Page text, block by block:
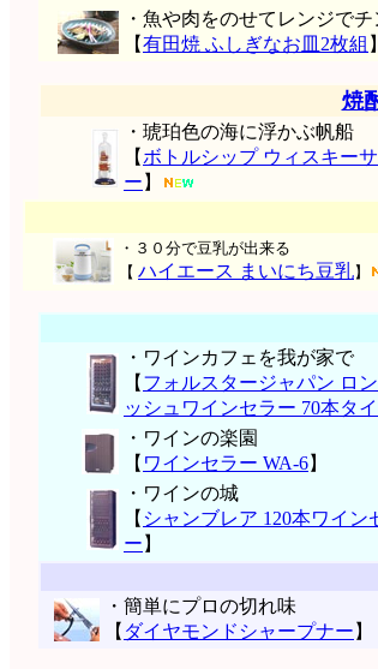
・魚や肉をのせてレンジでチ
【有田焼 ふしぎなお皿2枚組 】
焼
・琥珀色の海に浮かぶ帆船
【 ボトルシップ ウィスキー
ー 】
・３０分で豆乳が出来る
【 ハイエース まいにち豆乳】
・ワインカフェを我が家で
【 フォルスタージャパン ロ
ッシュワインセラー 70本タ
・ワインの楽園
【 ワインセラー WA-6】
・ワインの城
【 シャンブレア 120本ワイン
ー 】
・簡単にプロの切れ味
【 ダイヤモンドシャープナー 】